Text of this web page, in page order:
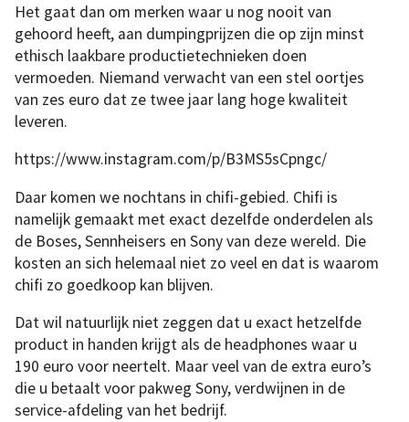
Het gaat dan om merken waar u nog nooit van
gehoord heeft, aan dumpingprijzen die op zijn minst
ethisch laakbare productietechnieken doen
vermoeden. Niemand verwacht van een stel oortjes
van zes euro dat ze twee jaar lang hoge kwaliteit
leveren.
https://www.instagram.com/p/B3MS5sCpngc/
Daar komen we nochtans in chifi-gebied. Chifi is
namelijk gemaakt met exact dezelfde onderdelen als
de Boses, Sennheisers en Sony van deze wereld. Die
kosten an sich helemaal niet zo veel en dat is waarom
chifi zo goedkoop kan blijven.
Dat wil natuurlijk niet zeggen dat u exact hetzelfde
product in handen krijgt als de headphones waar u
190 euro voor neertelt. Maar veel van de extra euro’s
die u betaalt voor pakweg Sony, verdwijnen in de
service-afdeling van het bedrijf.